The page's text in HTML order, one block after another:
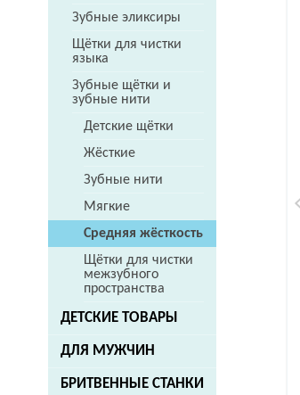
Зубные эликсиры
Щётки для чистки
языка
Зубные щётки и
зубные нити
Детские щётки
Жёсткие
Зубные нити
Мягкие
Средняя жёсткость
Щётки для чистки
межзубного
пространства
ДЕТСКИЕ ТОВАРЫ
ДЛЯ МУЖЧИН
БРИТВЕННЫЕ СТАНКИ